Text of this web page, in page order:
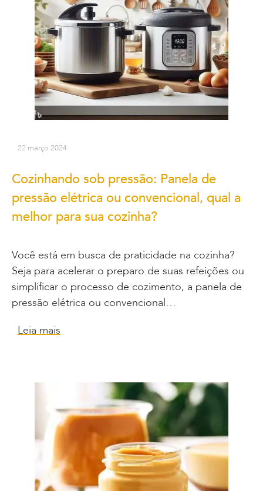
22 março 2024
Cozinhando sob pressão: Panela de
pressão elétrica ou convencional, qual a
melhor para sua cozinha?
Você está em busca de praticidade na cozinha?
Seja para acelerar o preparo de suas refeições ou
simplificar o processo de cozimento, a panela de
pressão elétrica ou convencional…
Leia mais